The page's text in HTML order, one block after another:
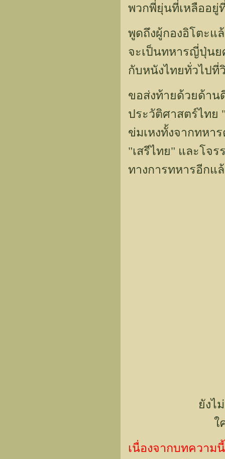
พวกพี่ยุ่นที่เหลืออ
พูดถึงผู้กองอิโตะแ
จะเป็นทหารญี่ปุ่นย
กับหนังไทยทั่วไปที่
ขอส่งท้ายด้วยด้าน
ประวัติศาสตร์ไทย
ข่มเหงทั้งจากทหา
"เสรีไทย" และโจ
ทางการทหารอีกแ
ยังไ
ใ
เนื่องจากบทความ